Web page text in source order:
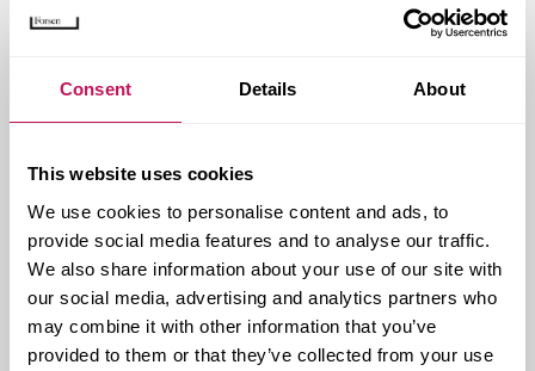
Consent Details About
This website uses cookies
We use cookies to personalise content and ads, to
provide social media features and to analyse our traffic.
We also share information about your use of our site with
our social media, advertising and analytics partners who
may combine it with other information that you’ve
provided to them or that they’ve collected from your use
Som underkonsult ingår du affärsavtal med oss och
lämnar inom ramen för det ifrån dig personuppgifter.
Insamling kan ske via vår webbplats, vårt
vårt uppdrag att fullgöra ingångna affärsavtal, samt
intresseavvägning av att affärsrelationen till dig
utvecklas och att vi ska kunna kommunicera med
relevanta kontaktpersoner.
Dina personuppgifter sparas i våra system för att vi ska
kunna leda och organisera våra projekt, för